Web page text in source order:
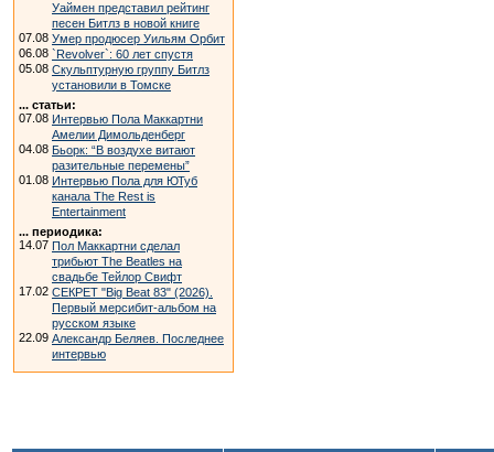
Уаймен представил рейтинг
песен Битлз в новой книге
07.08 Умер продюсер Уильям Орбит
06.08 `Revolver`: 60 лет спустя
05.08 Скульптурную группу Битлз
установили в Томске
... статьи:
07.08 Интервью Пола Маккартни
Амелии Димольденберг
04.08 Бьорк: “В воздухе витают
разительные перемены”
01.08 Интервью Пола для ЮТуб
канала The Rest is
Entertainment
... периодика:
14.07 Пол Маккартни сделал
трибьют The Beatles на
свадьбе Тейлор Свифт
17.02 СЕКРЕТ "Big Beat 83" (2026).
Первый мерсибит-альбом на
русском языке
22.09 Александр Беляев. Последнее
интервью